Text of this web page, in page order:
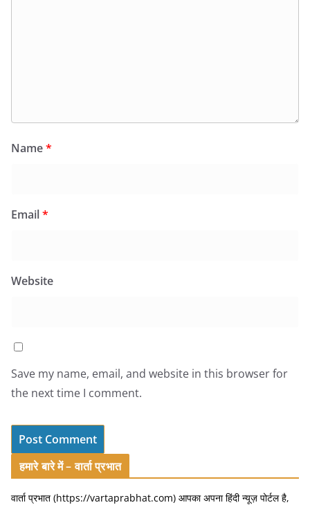
Name*
Email*
Website
Save my name, email, and website in this browser for
the next time I comment.
हमारे बारे में – वार्ता प्रभात
वार्ता प्रभात (https://vartaprabhat.com) आपका अपना हिंदी न्यूज़ पोर्टल है,